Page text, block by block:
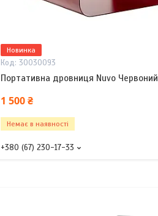
Новинка
30030093
Портативна дровниця Nuvo Червоний
1 500 ₴
Немає в наявності
+380 (67) 230-17-33